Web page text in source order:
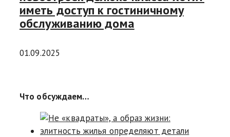
иметь доступ к гостиничному
обслуживанию дома
01.09.2025
Что обсуждаем…